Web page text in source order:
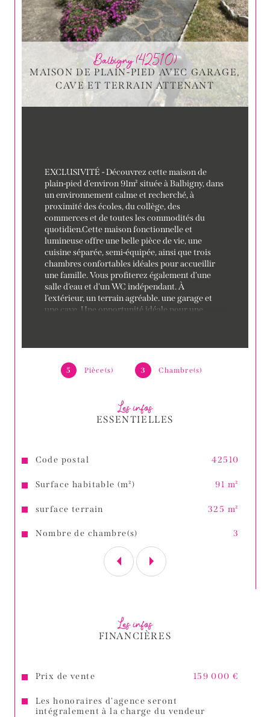
Balbigny (42510)
MAISON DE PLAIN-PIED AVEC GARAGE,
CAVE ET TERRAIN ATTENANT
5 Pièce(s) 3 Chambre(s)
Les infos
ESSENTIELLES
Caractéristiques Valeurs
Code postal 42510
Surface habitable (m²) 91 m²
surface terrain 325 m²
Nombre de chambre(s) 3
EXCLUSIVITÉ - Découvrez cette maison de
plain-pied d'environ 91m² située à Balbigny, dans
un environnement calme et recherché, à
proximité des écoles, du collège, des
commerces et de toutes les commodités du
quotidien.Cette maison fonctionnelle et
lumineuse offre une belle pièce de vie, une
cuisine séparée, semi-équipée, ainsi que trois
chambres confortables idéales pour accueillir
une famille. Vous profiterez également d'une
salle d'eau et d'un WC indépendant. À
l'extérieur, un terrain agréable. une garage et
une cave. Une opportunité idéale pour une
Floriane GONIN - 06.27.74.38.78.
Les infos
FINANCIÈRES
Prix de vente 159 000 €
Les honoraires d'agence seront
intégralement à la charge du vendeur